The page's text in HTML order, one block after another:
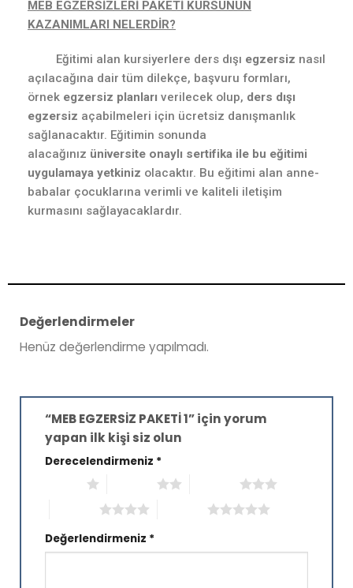
MEB EGZERSİZLERİ PAKETİ KURSUNUN
KAZANIMLARI NELERDİR?
Eğitimi alan kursiyerlere ders dışı egzersiz nasıl
açılacağına dair tüm dilekçe, başvuru formları,
örnek egzersiz planları verilecek olup, ders dışı
egzersiz açabilmeleri için ücretsiz danışmanlık
sağlanacaktır. Eğitimin sonunda
alacağınız üniversite onaylı sertifika ile bu eğitimi
uygulamaya yetkiniz olacaktır. Bu eğitimi alan anne-
babalar çocuklarına verimli ve kaliteli iletişim
kurmasını sağlayacaklardır.
Değerlendirmeler
Henüz değerlendirme yapılmadı.
“MEB EGZERSİZ PAKETİ 1” için yorum
yapan ilk kişi siz olun
Derecelendirmeniz *
Değerlendirmeniz *